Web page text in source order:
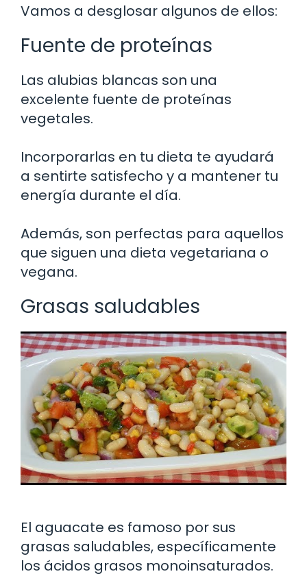
Vamos a desglosar algunos de ellos:
Fuente de proteínas
Las alubias blancas son una
excelente fuente de proteínas
vegetales.
Incorporarlas en tu dieta te ayudará
a sentirte satisfecho y a mantener tu
energía durante el día.
Además, son perfectas para aquellos
que siguen una dieta vegetariana o
vegana.
Grasas saludables
El aguacate es famoso por sus
grasas saludables, específicamente
los ácidos grasos monoinsaturados.